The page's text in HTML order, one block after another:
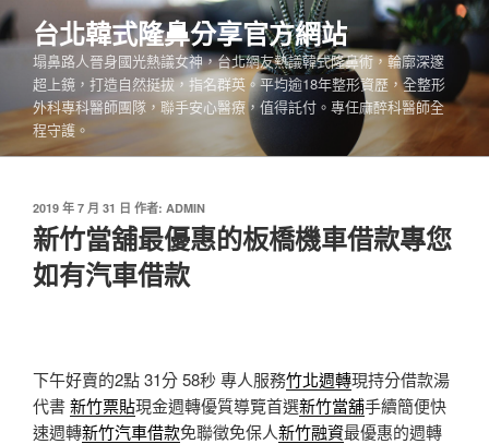
跳
至
內
台北韓式隆鼻分享官方網站
塌鼻路人晉身國光熱議女神，台北網友熱議韓式隆鼻術，輪廓深邃
超上鏡，打造自然挺拔，指名群英。平均逾18年整形資歷，全整形
外科專科醫師團隊，聯手安心醫療，值得託付。專任麻醉科醫師全
程守護。
發
佈
於
2019 年 7 月 31 日 作者: ADMIN
新竹當舖最優惠的板橋機車借款專您
如有汽車借款
下午好賣的2點 31分 58秒 專人服務竹北週轉現持分借款湯
代書新竹票貼現金週轉優質導覽首選新竹當舖手續簡便快
速週轉新竹汽車借款免聯徵免保人新竹融資最優惠的週轉